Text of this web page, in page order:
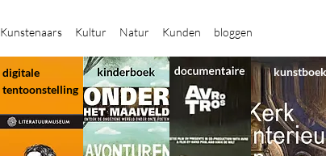
Kunstenaars Kultur Natur Kunden bloggen
digitale
tentoonstelling
kunstboek